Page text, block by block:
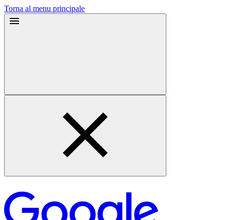
Torna al menu principale